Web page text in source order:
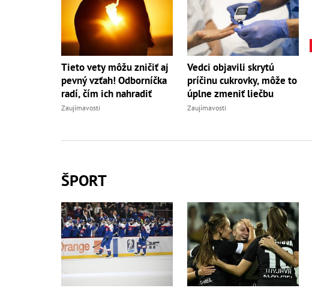
Tieto vety môžu zničiť aj
pevný vzťah! Odborníčka
radí, čím ich nahradiť
Zaujímavosti
Vedci objavili skrytú
príčinu cukrovky, môže to
úplne zmeniť liečbu
Zaujímavosti
ŠPORT